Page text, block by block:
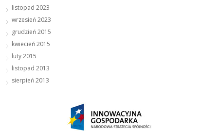
listopad 2023
wrzesień 2023
grudzień 2015
kwiecień 2015
luty 2015
listopad 2013
sierpień 2013